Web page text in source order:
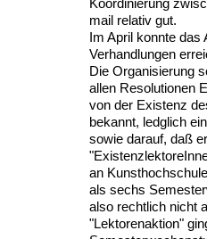
Koordinierung
mail relativ gut.
Im April konnte
Verhandlungen
Die Organisierung
allen Resolutionen
von der Existenz
bekannt, ledglich
sowie darauf, daß
an
als sechs
also rechtlich nicht
"Lektorenaktion"